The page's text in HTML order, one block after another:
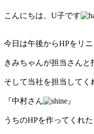
こんにちは、U子です
今日は午後からHPをリニ
きみちゃんが担当さんと
そして当社を担当してく
『中村さん 』
うちのHPを作ってくれ